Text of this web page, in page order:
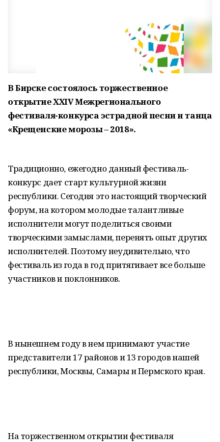
В Бирске состоялось торжественное
открытие XXIV Межрегионального
фестиваля-конкурса эстрадной песни и танца
«Крещенские морозы – 2018».
Традиционно, ежегодно данный фестиваль-
конкурс дает старт культурной жизни
республики. Сегодня это настоящий творческий
форум, на котором молодые талантливые
исполнители могут поделиться своими
творческими замыслами, перенять опыт других
исполнителей. Поэтому неудивительно, что
фестиваль из года в год притягивает все больше
участников и поклонников.
В нынешнем году в нем принимают участие
представители 17 районов и 13 городов нашей
республики, Москвы, Самары и Пермского края.
На торжественном открытии фестиваля